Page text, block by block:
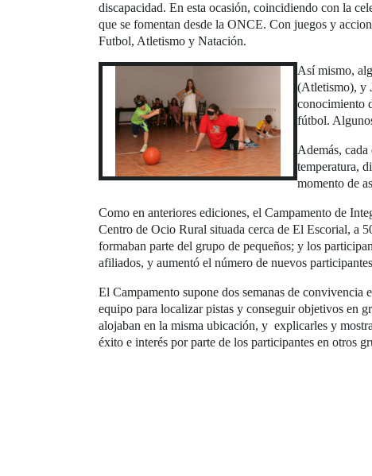
discapacidad. En esta ocasión, coincidiendo con la
que se fomentan desde la ONCE. Con juegos y
Futbol, Atletismo y Natación.
Así mismo,
(Atletismo), y
conocimiento
fútbol.
Además,
temperatura,
momento de
Como en anteriores ediciones, el Campamento de
Centro de Ocio Rural situada cerca de El Escorial, a
formaban parte del grupo de pequeños; y los
afiliados, y aumentó el número de nuevos
El Campamento supone dos semanas de convivencia
equipo para localizar pistas y conseguir objetivos en
alojaban en la misma ubicación, y explicarles y
éxito e interés por parte de los participantes en otros